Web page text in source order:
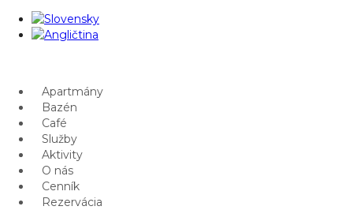
Apartmány
Bazén
Café
Služby
Aktivity
O nás
Cenník
Rezervácia